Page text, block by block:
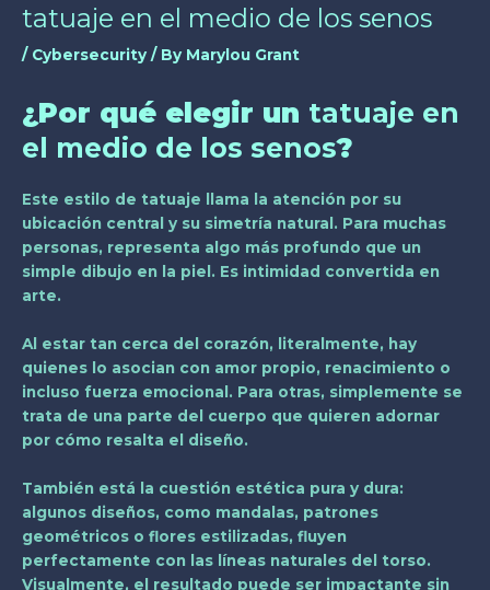
tatuaje en el medio de los senos
/ Cybersecurity / By Marylou Grant
¿Por qué elegir un tatuaje en
el medio de los senos?
Este estilo de tatuaje llama la atención por su
ubicación central y su simetría natural. Para muchas
personas, representa algo más profundo que un
simple dibujo en la piel. Es intimidad convertida en
arte.
Al estar tan cerca del corazón, literalmente, hay
quienes lo asocian con amor propio, renacimiento o
incluso fuerza emocional. Para otras, simplemente se
trata de una parte del cuerpo que quieren adornar
por cómo resalta el diseño.
También está la cuestión estética pura y dura:
algunos diseños, como mandalas, patrones
geométricos o flores estilizadas, fluyen
perfectamente con las líneas naturales del torso.
Visualmente, el resultado puede ser impactante sin